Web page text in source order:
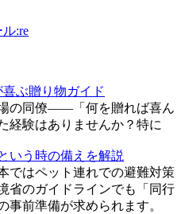
:re
ぶ贈り物ガイド
の同僚――「何を贈れば喜ん
経験はありませんか？特に
いう時の備えを解説
ではペット連れでの避難対策
省のガイドラインでも「同行
事前準備が求められます。